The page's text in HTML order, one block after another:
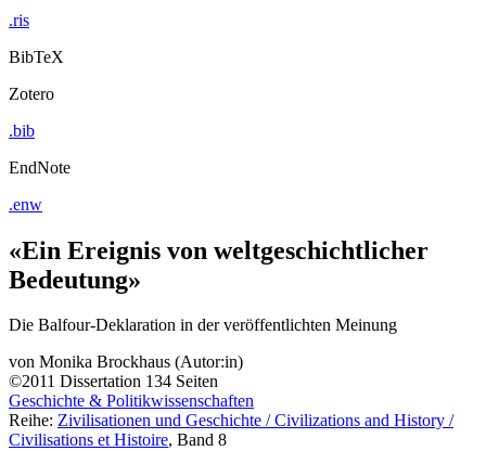
.ris
BibTeX
Zotero
.bib
EndNote
.enw
«Ein Ereignis von weltgeschichtlicher
Bedeutung»
Die Balfour-Deklaration in der veröffentlichten Meinung
von Monika Brockhaus (Autor:in)
©2011 Dissertation 134 Seiten
Geschichte & Politikwissenschaften
Reihe: Zivilisationen und Geschichte / Civilizations and History /
Civilisations et Histoire, Band 8